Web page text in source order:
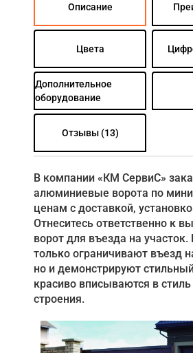
Описание
Цвета
Дополнительное
оборудование
Отзывы (13)
В компании «КМ СервиС»
алюминиевые ворота по
ценам с доставкой,
Отнеситесь ответственно к
ворот для въезда на участок.
только ограничивают въезд
но и демонстрируют
красиво вписываются в стиль
строения.